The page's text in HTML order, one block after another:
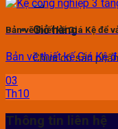
Giỏ hàng
Chưa có sản
Bản vẽ thiết kế Giá Kệ để
Bản vẽ thiết kế Giá Kệ
03
Th10
Thông tin liên hệ